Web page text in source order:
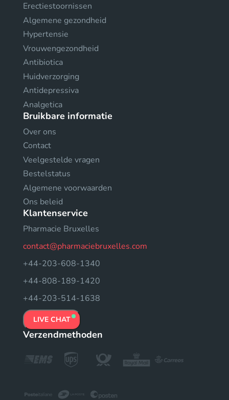
Erectiestoornissen
Algemene gezondheid
Hypertensie
Vrouwengezondheid
Antibiotica
Huidverzorging
Antidepressiva
Analgetica
Bruikbare informatie
Over ons
Contact
Veelgestelde vragen
Bestelstatus
Algemene voorwaarden
Ons beleid
Klantenservice
Pharmacie Bruxelles
contact@pharmaciebruxelles.com
+44-203-608-1340
+44-808-189-1420
+44-203-514-1638
LIVE CHAT
Verzendmethoden